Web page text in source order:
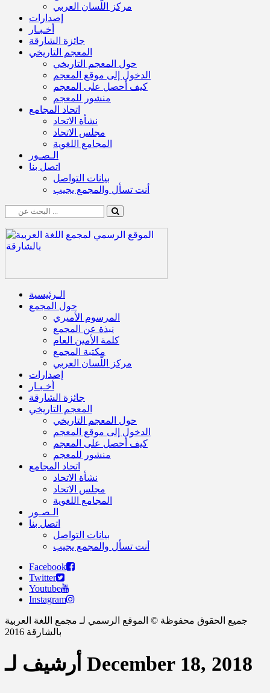
مركز اللّسان العربي
إصدارات
أخـبـار
جائزة الشارقة
المعجم التاريخي
حول المعجم التاريخي
الدخول إلى موقع المعجم
كيف أحصل على المعجم
منشور للمعجم
اتحاد المجامع
نشأة الاتحاد
مجلس الاتحاد
المجامع اللغوية
الـصـور
اتصل بنا
بيانات التواصل
أنت تسأل والمجمع يجيب
الـرئيسية
حول المجمع
المرسوم الأميري
نبذة عن المجمع
كلمة الأمين العام
مكتبة المجمع
مركز اللّسان العربي
إصدارات
أخـبـار
جائزة الشارقة
المعجم التاريخي
حول المعجم التاريخي
الدخول إلى موقع المعجم
كيف أحصل على المعجم
منشور للمعجم
اتحاد المجامع
نشأة الاتحاد
مجلس الاتحاد
المجامع اللغوية
الـصـور
اتصل بنا
بيانات التواصل
أنت تسأل والمجمع يجيب
Facebook
Twitter
Youtube
Instagram
جميع الحقوق محفوظة © الموقع الرسمي لـ مجمع اللغة العربية
بالشارقة 2016
أرشيف لـ December 18, 2018